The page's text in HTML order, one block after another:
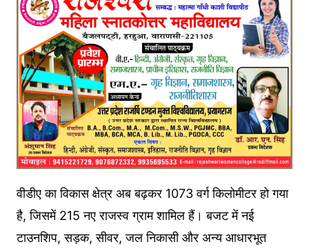
वीडीए का विकास क्षेत्र अब बढ़कर 1073 वर्ग किलोमीटर हो गया
है, जिसमें 215 नए राजस्व ग्राम शामिल हैं। बजट में नई
टाउनशिप, सड़क, सीवर, जल निकासी और अन्य आधारभूत